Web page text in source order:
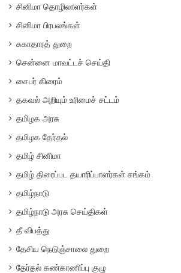
சினிமா தொழிலாளர்கள்
சினிமா பிரபலங்கள்
சுகாதாரத் துறை
சென்னை மாவட்டச் செய்தி
சைபர் கிரைம்
தகவல் அறியும் உரிமைச் சட்டம்
தமிழக அரசு
தமிழக தேர்தல்
தமிழ் சினிமா
தமிழ் திரைப்பட தயாரிப்பாளர்கள் சங்கம்
தமிழ்நாடு
தமிழ்நாடு அரசு செய்திகள்
தீ விபத்து
தேசிய நெடுஞ்சாலை துறை
தேர்தல் கண்காணிப்பு குழு